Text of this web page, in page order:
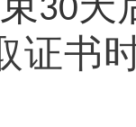
30
证书